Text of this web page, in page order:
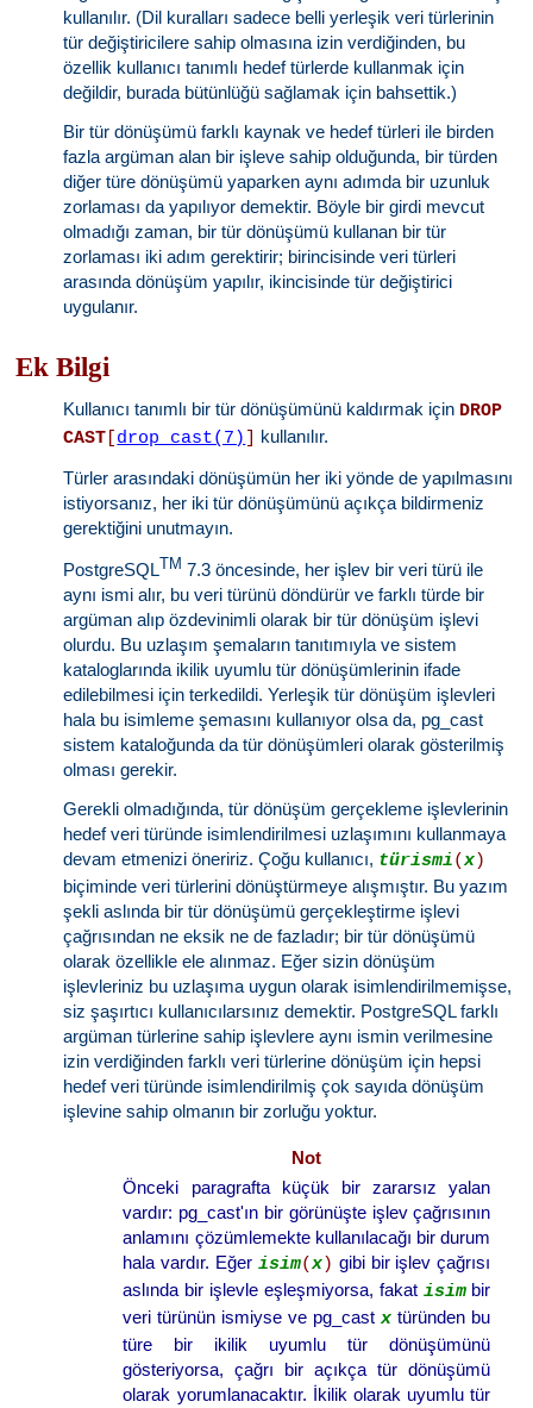
kullanılır. (Dil kuralları sadece belli yerleşik veri türlerinin
tür değiştiricilere sahip olmasına izin verdiğinden, bu
özellik kullanıcı tanımlı hedef türlerde kullanmak için
değildir, burada bütünlüğü sağlamak için bahsettik.)
Bir tür dönüşümü farklı kaynak ve hedef türleri ile birden
fazla argüman alan bir işleve sahip olduğunda, bir türden
diğer türe dönüşümü yaparken aynı adımda bir uzunluk
zorlaması da yapılıyor demektir. Böyle bir girdi mevcut
olmadığı zaman, bir tür dönüşümü kullanan bir tür
zorlaması iki adım gerektirir; birincisinde veri türleri
arasında dönüşüm yapılır, ikincisinde tür değiştirici
uygulanır.
Ek Bilgi
Kullanıcı tanımlı bir tür dönüşümünü kaldırmak için DROP
CAST drop_cast(7) kullanılır.
Türler arasındaki dönüşümün her iki yönde de yapılmasını
istiyorsanız, her iki tür dönüşümünü açıkça bildirmeniz
gerektiğini unutmayın.
PostgreSQL TM 7.3 öncesinde, her işlev bir veri türü ile
aynı ismi alır, bu veri türünü döndürür ve farklı türde bir
argüman alıp özdevinimli olarak bir tür dönüşüm işlevi
olurdu. Bu uzlaşım şemaların tanıtımıyla ve sistem
kataloglarında ikilik uyumlu tür dönüşümlerinin ifade
edilebilmesi için terkedildi. Yerleşik tür dönüşüm işlevleri
hala bu isimleme şemasını kullanıyor olsa da, pg_cast
sistem kataloğunda da tür dönüşümleri olarak gösterilmiş
olması gerekir.
Gerekli olmadığında, tür dönüşüm gerçekleme işlevlerinin
hedef veri türünde isimlendirilmesi uzlaşımını kullanmaya
devam etmenizi öneririz. Çoğu kullanıcı, türismi(x)
biçiminde veri türlerini dönüştürmeye alışmıştır. Bu yazım
şekli aslında bir tür dönüşümü gerçekleştirme işlevi
çağrısından ne eksik ne de fazladır; bir tür dönüşümü
olarak özellikle ele alınmaz. Eğer sizin dönüşüm
işlevleriniz bu uzlaşıma uygun olarak isimlendirilmemişse,
siz şaşırtıcı kullanıcılarsınız demektir. PostgreSQL farklı
argüman türlerine sahip işlevlere aynı ismin verilmesine
izin verdiğinden farklı veri türlerine dönüşüm için hepsi
hedef veri türünde isimlendirilmiş çok sayıda dönüşüm
işlevine sahip olmanın bir zorluğu yoktur.
Not
Önceki paragrafta küçük bir zararsız yalan
vardır: pg_cast'ın bir görünüşte işlev çağrısının
anlamını çözümlemekte kullanılacağı bir durum
hala vardır. Eğer isim(x) gibi bir işlev çağrısı
aslında bir işlevle eşleşmiyorsa, fakat isimbir
veri türünün ismiyse ve pg_castx türünden bu
türe bir ikilik uyumlu tür dönüşümünü
gösteriyorsa, çağrı bir açıkça tür dönüşümü
olarak yorumlanacaktır. İkilik olarak uyumlu tür